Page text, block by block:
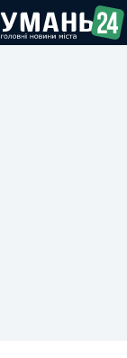
до
вмісту